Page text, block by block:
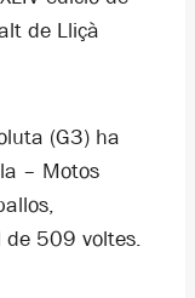
de Lliçà
(G3) ha
– Motos
de 509 voltes.